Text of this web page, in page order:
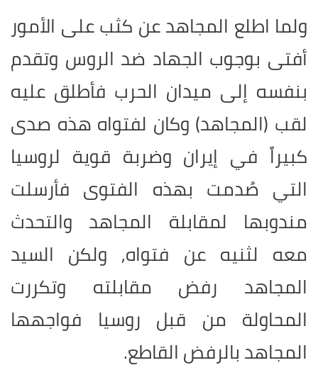
ولما اطلع المجاهد عن كثب على الأمور
أفتى بوجوب الجهاد ضد الروس وتقدم
بنفسه إلى ميدان الحرب فأطلق عليه
لقب (المجاهد) وكان لفتواه هذه صدى
كبيراً في إيران وضربة قوية لروسيا
التي صُدمت بهذه الفتوى فأرسلت
مندوبها لمقابلة المجاهد والتحدث
معه لثنيه عن فتواه, ولكن السيد
المجاهد رفض مقابلته وتكررت
المحاولة من قبل روسيا فواجهها
المجاهد بالرفض القاطع.